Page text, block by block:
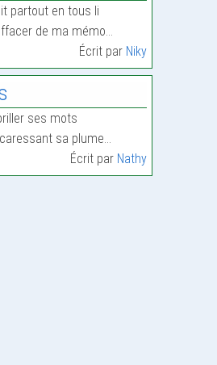
partout en tous li
de ma mémo…
Écrit par Niky
ses mots
sa plume…
Écrit par Nathy